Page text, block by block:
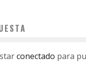
conectado para